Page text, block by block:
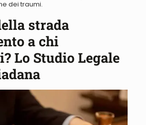
dei traumi.
strada
a chi
Lo Studio Legale